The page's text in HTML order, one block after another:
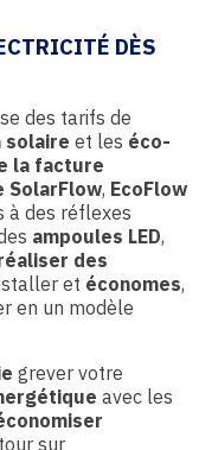
DÈS
des tarifs de
solaire et les éco-
la facture
SolarFlow, EcoFlow
à des réflexes
ampoules LED,
des
et économes,
en un modèle
grever votre
avec les
sur